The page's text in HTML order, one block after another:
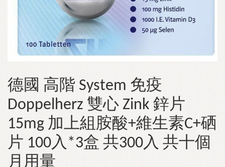
德國 高階 System 免疫
Doppelherz 雙心 Zink 鋅片
15mg 加上組胺酸+維生素C+硒
片 100入*3盒 共300入 共十個
月用量